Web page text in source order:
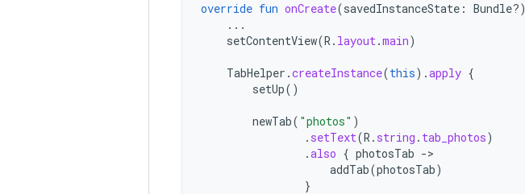
override fun onCreate(savedInstanceState : Bundle?)
...
setContentView(R . layout.main)
TabHelper .createInstance(this).apply {
setUp()
newTab( "photos" )
. setText(R . string . tab_photos)
.also { photosTab -
addTab(photosTab)
}